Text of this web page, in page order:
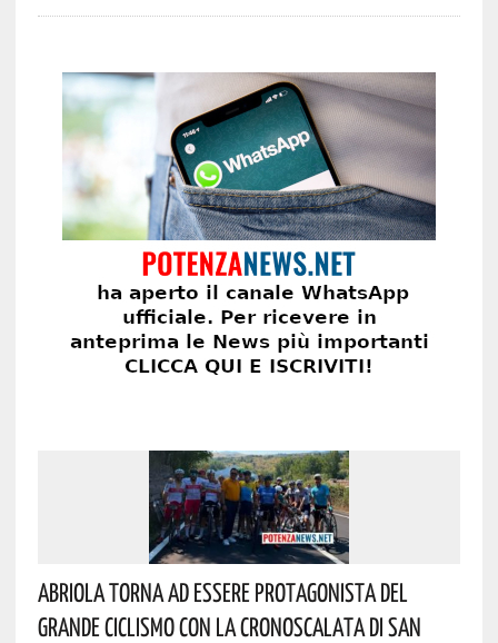
Abriola Torna Ad Essere Protagonista Del
Grande Ciclismo Con La Cronoscalata Di San